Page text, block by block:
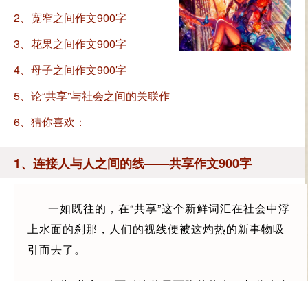
作文900字
2、宽窄之间作文900字
3、花果之间作文900字
4、母子之间作文900字
5、论“共享”与社会之间的关联作
文900字
6、猜你喜欢：
1、连接人与人之间的线——共享作文900字
一如既往的，在“共享”这个新鲜词汇在社会中浮
上水面的刹那，人们的视线便被这灼热的新事物吸
引而去了。